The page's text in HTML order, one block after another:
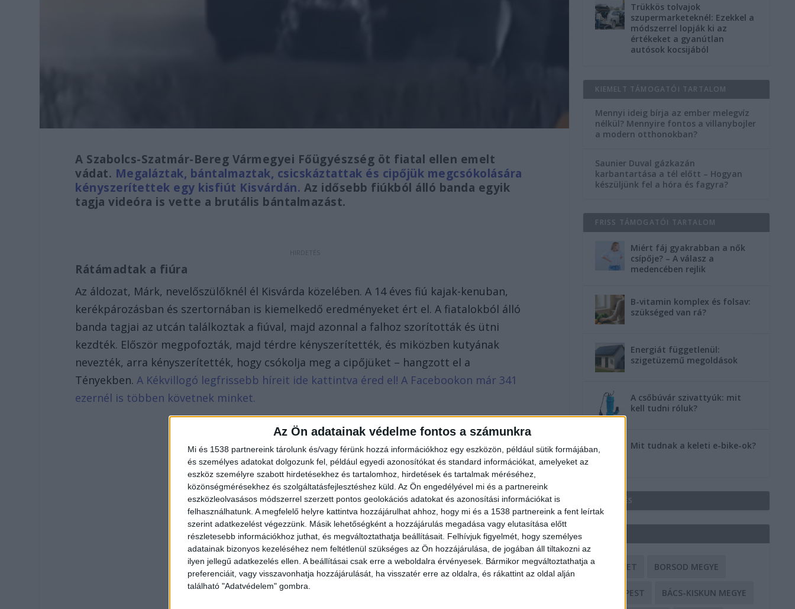
Az Ön adatainak védelme fontos a számunkra
Mi és 1538 partnereink tárolunk és/vagy férünk hozzá információkhoz egy eszközön, például sütik formájában,
és személyes adatokat dolgozunk fel, például egyedi azonosítókat és standard információkat, amelyeket az
eszköz személyre szabott hirdetésekhez és tartalomhoz, hirdetések és tartalmak méréséhez,
közönségmérésekhez és szolgáltatásfejlesztéshez küld. Az Ön engedélyével mi és a partnereink
eszközleolvasásos módszerrel szerzett pontos geolokációs adatokat és azonosítási információkat is
felhasználhatunk. A megfelelő helyre kattintva hozzájárulhat ahhoz, hogy mi és a 1538 partnereink a fent leírtak
szerint adatkezelést végezzünk. Másik lehetőségként a hozzájárulás megadása vagy elutasítása előtt
részletesebb információkhoz juthat, és megváltoztathatja beállításait. Felhívjuk figyelmét, hogy személyes
adatainak bizonyos kezeléséhez nem feltétlenül szükséges az Ön hozzájárulása, de jogában áll tiltakozni az
ilyen jellegű adatkezelés ellen. A beállításai csak erre a weboldalra érvényesek. Bármikor megváltoztathatja a
preferenciáit, vagy visszavonhatja hozzájárulását, ha visszatér erre az oldalra, és rákattint az oldal alján
található "Adatvédelem" gombra.
A Szabolcs-Szatmár-Bereg Vármegyei Főügyészség öt fiatal ellen emelt
vádat. Megaláztak, bántalmaztak, csicskáztattak és cipőjük megcsókolására
kényszerítettek egy kisfiút Kisvárdán. Az idősebb fiúkból álló banda egyik
tagja videóra is vette a brutális bántalmazást.
Rátámadtak a fiúra
Az áldozat, Márk, nevelőszülőknél él Kisvárda közelében. A 14 éves fiú kajak-kenuban,
kerékpározásban és szertornában is kiemelkedő eredményeket ért el. A fiatalokból álló
banda tagjai az utcán találkoztak a fiúval, majd azonnal a falhoz szorították és ütni
kezdték. Először megpofozták, majd térdre kényszerítették, és miközben kutyának
nevezték, arra kényszerítették, hogy csókolja meg a cipőjüket – hangzott el a
Tényekben.A Kékvillogó legfrissebb híreit ide kattintva éred el! A Facebookon már 341
ezernél is többen követnek minket.
Trükkös tolvajok
szupermarketeknél: Ezekkel a
módszerrel lopják ki az
értékeket a gyanútlan
autósok kocsijából
KIEMELT TÁMOGATÓI TARTALOM
Mennyi ideig bírja az ember melegvíz
nélkül? Mennyire fontos a villanybojler
a modern otthonokban?
Saunier Duval gázkazán
karbantartása a tél előtt – Hogyan
készüljünk fel a hóra és fagyra?
FRISS TÁMOGATÓI TARTALOM
Miért fáj gyakrabban a nők
csípője? – A válasz a
medencében rejlik
B-vitamin komplex és folsav:
szükséged van rá?
Energiát függetlenül:
szigetüzemű megoldások
A csőbúvár szivattyúk: mit
kell tudni róluk?
Mit tudnak a keleti e-bike-ok?
HIRDETÉS
BALESET BORSOD MEGYE
BUDAPEST BÁCS-KISKUN MEGYE